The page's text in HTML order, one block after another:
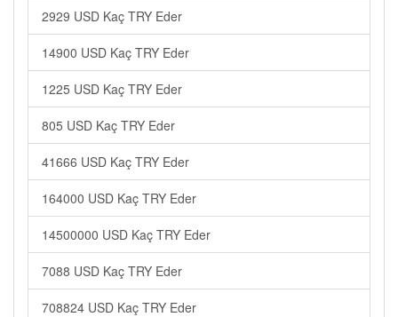
2929 USD Kaç TRY Eder
14900 USD Kaç TRY Eder
1225 USD Kaç TRY Eder
805 USD Kaç TRY Eder
41666 USD Kaç TRY Eder
164000 USD Kaç TRY Eder
14500000 USD Kaç TRY Eder
7088 USD Kaç TRY Eder
708824 USD Kaç TRY Eder